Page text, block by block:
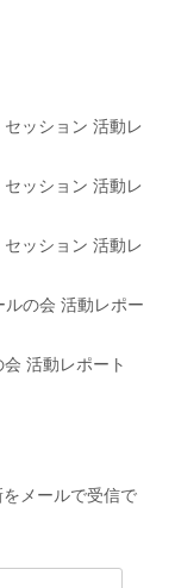
ッション 活動レ
ッション 活動レ
ッション 活動レ
の会 活動レポー
活動レポート
メールで受信で